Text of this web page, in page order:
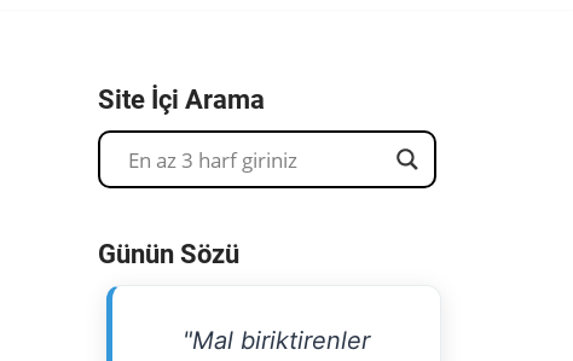
Site İçi Arama
Günün Sözü
"Mal biriktirenler